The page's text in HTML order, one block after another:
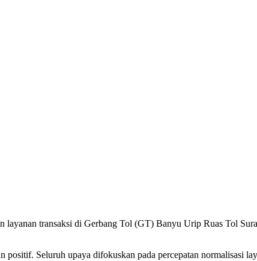
layanan transaksi di Gerbang Tol (GT) Banyu Urip Ruas Tol
Seluruh upaya difokuskan pada percepatan normalisasi